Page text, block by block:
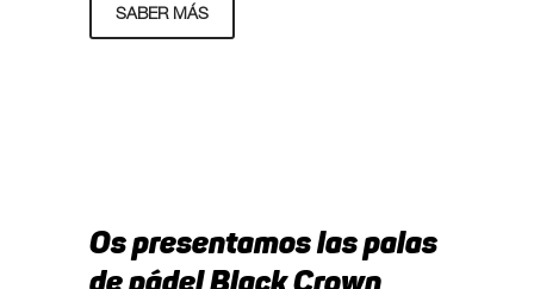
SABER MÁS
Os presentamos las palas